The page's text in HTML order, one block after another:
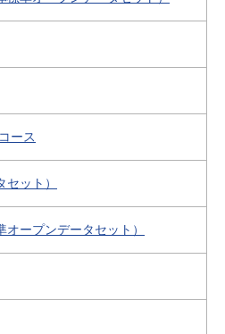
ース
ット）
ープンデータセット）